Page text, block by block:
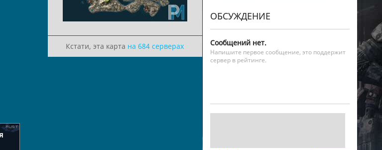
Кстати, эта карта на 684 серверах
ОБСУЖДЕНИЕ
Сообщений нет.
Напишите первое сообщение, это поддержит
сервер в рейтинге.